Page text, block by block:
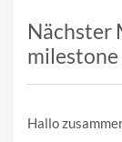
Nächster
Hallo